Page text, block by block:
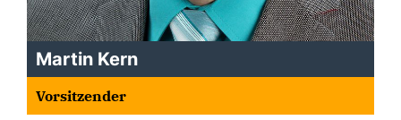
Martin Kern
Vorsitzender